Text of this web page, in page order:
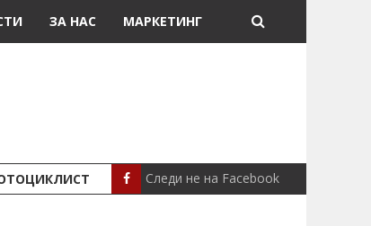
ЗА НАС МАРКЕТИНГ
СЦЕНА СЕВЕРИНА ВО
Следи не на Facebook